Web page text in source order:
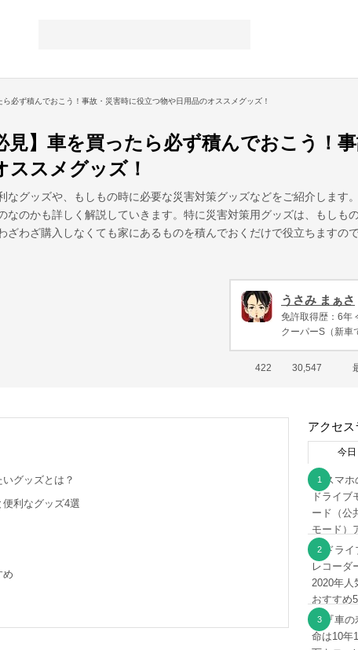
ら必ず積んでおこう！事故・災害時に役立つ物や日用品のオススメグッズ！
見】車を買ったら必ず積んでおこう！
ススメグッズ！
なグッズや、もしもの時に必要な災害対策グッズなどをご紹介します
なのかも詳しく解説していきます。特に災害対策用グッズは、もしも
ざわざ購入しなくても家にあるものを積んでおくだけで役立ちますの
うさみ まぁさ
免許取得歴：6年
クーパーS（新
422 30,547
グッズとは？
利なグッズ4選
め
アクセ
今日